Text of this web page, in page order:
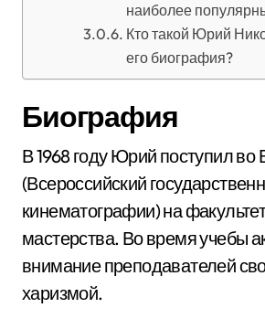
наиболее
Кто такой Юрий
его биография?
Биография
В 1968 году Юрий поступил во
(Всероссийский
кинематографии) на
мастерства. Во время учебы
внимание преподавателей
харизмой.